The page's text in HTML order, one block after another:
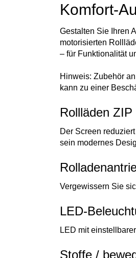
Komfort-
Gestalten Sie Ihren
motorisierten
– für Funktionalität
Hinweis: Zubehör
kann zu einer
Rollläden
Der Screen
sein modernes
Vergewissern Sie
LED-
LED mit
Stoffe /